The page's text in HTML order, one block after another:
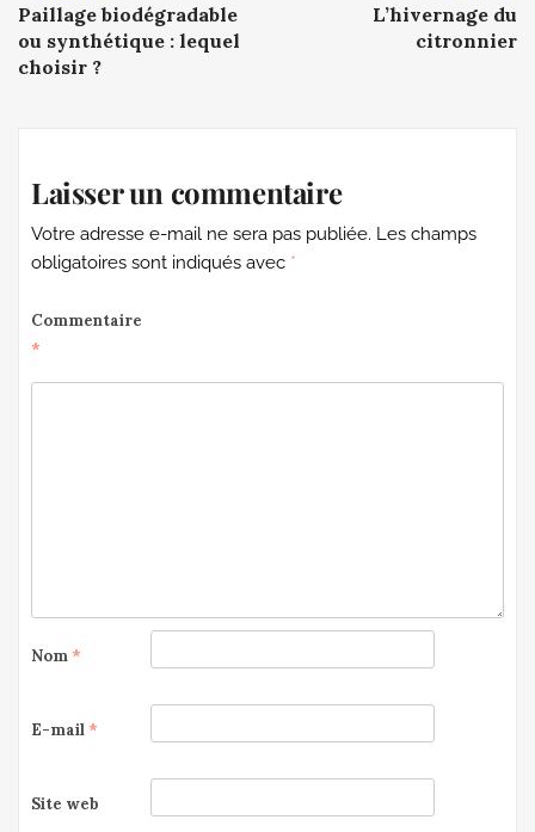
Paillage biodégradable
ou synthétique : lequel
choisir ?
L’hivernage du
citronnier
Laisser un commentaire
Votre adresse e-mail ne sera pas publiée. Les champs
obligatoires sont indiqués avec *
Commentaire
*
Nom *
E-mail *
Site web